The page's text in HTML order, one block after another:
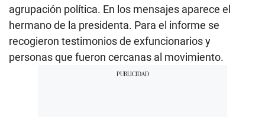
agrupación política. En los mensajes aparece el
hermano de la presidenta. Para el informe se
recogieron testimonios de exfuncionarios y
personas que fueron cercanas al movimiento.